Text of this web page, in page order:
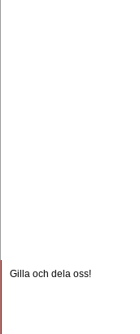
Gilla och dela oss!